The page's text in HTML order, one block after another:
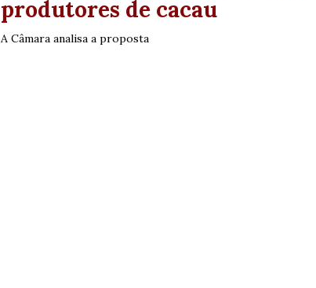
produtores de cacau
A Câmara analisa a proposta